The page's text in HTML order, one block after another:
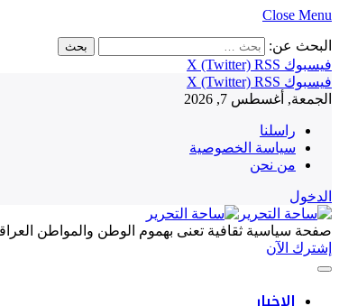
Close Menu
البحث عن:
فيسبوك
X (Twitter) RSS
فيسبوك
X (Twitter) RSS
الجمعة, أغسطس 7, 2026
راسلنا
سياسة الخصوصية
من نحن
الدخول
صفحة سياسية ثقافية تعنى بهموم الوطن والمواطن
إشترك الآن